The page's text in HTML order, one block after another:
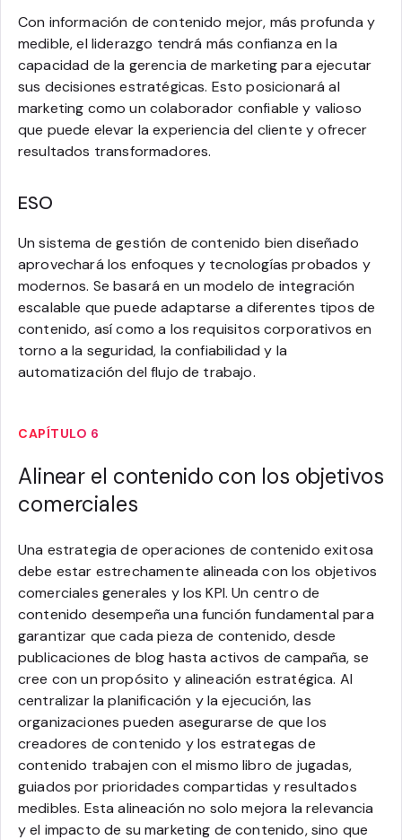
Con información de contenido mejor, más profunda y
medible, el liderazgo tendrá más confianza en la
capacidad de la gerencia de marketing para ejecutar
sus decisiones estratégicas. Esto posicionará al
marketing como un colaborador confiable y valioso
que puede elevar la experiencia del cliente y ofrecer
resultados transformadores.
ESO
Un sistema de gestión de contenido bien diseñado
aprovechará los enfoques y tecnologías probados y
modernos. Se basará en un modelo de integración
escalable que puede adaptarse a diferentes tipos de
contenido, así como a los requisitos corporativos en
torno a la seguridad, la confiabilidad y la
automatización del flujo de trabajo.
CAPÍTULO 6
Alinear el contenido con los objetivos
comerciales
Una estrategia de operaciones de contenido exitosa
debe estar estrechamente alineada con los objetivos
comerciales generales y los KPI. Un centro de
contenido desempeña una función fundamental para
garantizar que cada pieza de contenido, desde
publicaciones de blog hasta activos de campaña, se
cree con un propósito y alineación estratégica. Al
centralizar la planificación y la ejecución, las
organizaciones pueden asegurarse de que los
creadores de contenido y los estrategas de
contenido trabajen con el mismo libro de jugadas,
guiados por prioridades compartidas y resultados
medibles. Esta alineación no solo mejora la relevancia
y el impacto de su marketing de contenido, sino que